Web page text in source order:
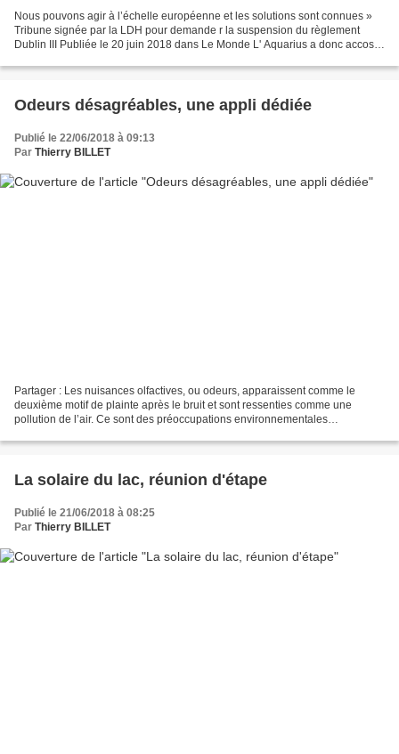
Nous pouvons agir à l’échelle européenne et les solutions sont connues »
Tribune signée par la LDH pour demande r la suspension du règlement
Dublin III Publiée le 20 juin 2018 dans Le Monde L' Aquarius a donc accosté
Odeurs désagréables, une appli dédiée
Publié le 22/06/2018 à 09:13
Par Thierry BILLET
Partager : Les nuisances olfactives, ou odeurs, apparaissent comme le
deuxième motif de plainte après le bruit et sont ressenties comme une
pollution de l’air. Ce sont des préoccupations environnementales
La solaire du lac, réunion d'étape
Publié le 21/06/2018 à 08:25
Par Thierry BILLET